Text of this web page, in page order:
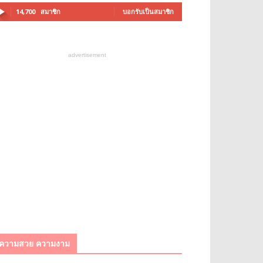
14,700 สมาชิก บอกรับเป็นสมาชิก
advertisement
วามสวย ความงาม